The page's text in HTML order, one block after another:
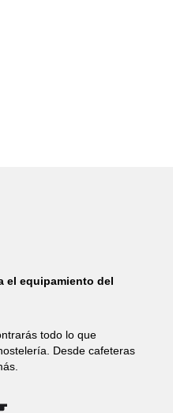
el equipamiento del
todo lo que
Desde cafeteras